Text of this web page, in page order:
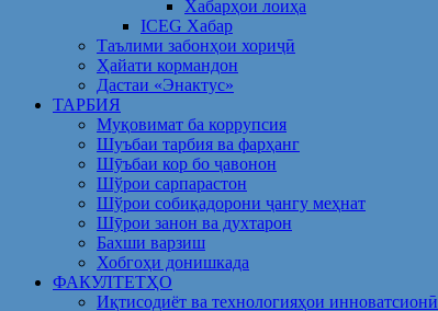
Хабарҳои лоиҳа
ICEG Хабар
Таълими забонҳои хориҷӣ
Ҳайати кормандон
Дастаи «Энактус»
ТАРБИЯ
Муқовимат ба коррупсия
Шуъбаи тарбия ва фарҳанг
Шӯъбаи кор бо ҷавонон
Шўрои сарпарастон
Шўрои собиқадорони ҷангу меҳнат
Шӯрои занон ва духтарон
Бахши варзиш
Хобгоҳи донишкада
ФАКУЛТЕТҲО
Иқтисодиёт ва технологияҳои инноватсионӣ